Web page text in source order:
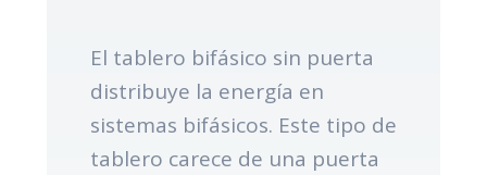
El tablero bifásico sin puerta
distribuye la energía en
sistemas bifásicos. Este tipo de
tablero carece de una puerta